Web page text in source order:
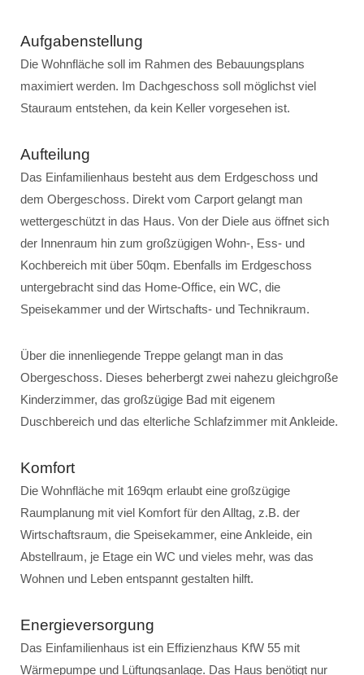
Aufgabenstellung
Die Wohnfläche soll im Rahmen des Bebauungsplans
maximiert werden. Im Dachgeschoss soll möglichst viel
Stauraum entstehen, da kein Keller vorgesehen ist.
Aufteilung
Das Einfamilienhaus besteht aus dem Erdgeschoss und
dem Obergeschoss. Direkt vom Carport gelangt man
wettergeschützt in das Haus. Von der Diele aus öffnet sich
der Innenraum hin zum großzügigen Wohn-, Ess- und
Kochbereich mit über 50qm. Ebenfalls im Erdgeschoss
untergebracht sind das Home-Office, ein WC, die
Speisekammer und der Wirtschafts- und Technikraum.
Über die innenliegende Treppe gelangt man in das
Obergeschoss. Dieses beherbergt zwei nahezu gleichgroße
Kinderzimmer, das großzügige Bad mit eigenem
Duschbereich und das elterliche Schlafzimmer mit Ankleide.
Komfort
Die Wohnfläche mit 169qm erlaubt eine großzügige
Raumplanung mit viel Komfort für den Alltag, z.B. der
Wirtschaftsraum, die Speisekammer, eine Ankleide, ein
Abstellraum, je Etage ein WC und vieles mehr, was das
Wohnen und Leben entspannt gestalten hilft.
Energieversorgung
Das Einfamilienhaus ist ein Effizienzhaus KfW 55 mit
Wärmepumpe und Lüftungsanlage. Das Haus benötigt nur